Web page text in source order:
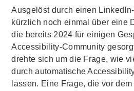
Ausgelöst durch einen
kürzlich noch einmal über eine
die bereits 2024 für einigen
Accessibility-Community
drehte sich um die Frage, wie
durch automatische
lassen. Eine Frage, die vor